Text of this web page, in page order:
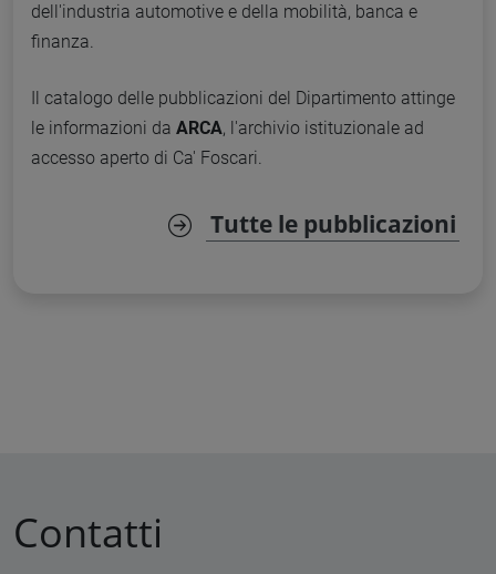
dell'industria automotive e della mobilità, banca e
finanza.
Il catalogo delle pubblicazioni del Dipartimento attinge
le informazioni da ARCA, l'archivio istituzionale ad
accesso aperto di Ca' Foscari.
Tutte le pubblicazioni
Contatti